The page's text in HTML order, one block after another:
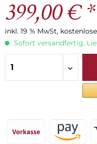
399,00 € *
inkl. 19 % MwSt,
Sofort versandfertig,